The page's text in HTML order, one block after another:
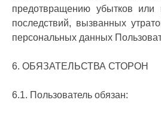
предотвращению убытков или
последствий, вызванных
персональных данных
6. ОБЯЗАТЕЛЬСТВА СТОРОН
6.1. Пользователь обязан: